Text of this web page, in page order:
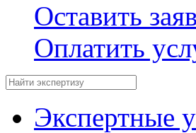
Оставить
Оплатить
Экспертные